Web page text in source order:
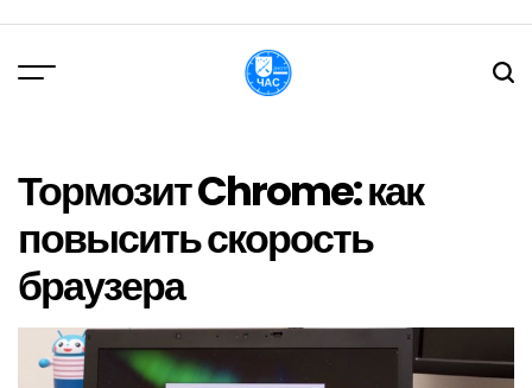
вмісту
Тормозит Chrome: как
повысить скорость
браузера